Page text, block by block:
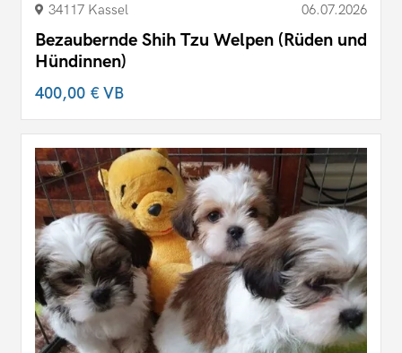
34117 Kassel 06.07.2026
Bezaubernde Shih Tzu Welpen (Rüden und
Hündinnen)
400,00 €VB